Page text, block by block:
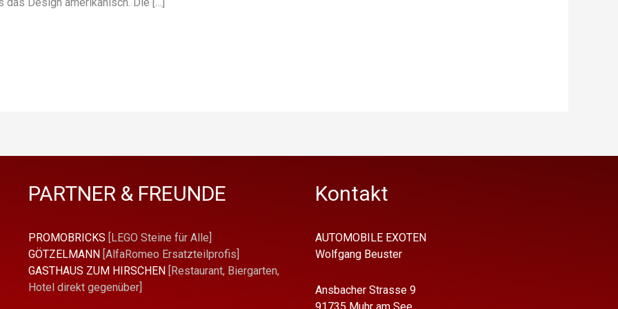
PARTNER & FREUNDE
PROMOBRICKS [LEGO Steine für Alle]
GÖTZELMANN[AlfaRomeo Ersatzteilprofis]
GASTHAUS ZUM HIRSCHEN[Restaurant, Biergarten,
Hotel direkt gegenüber]
Kontakt
AUTOMOBILE EXOTEN
Wolfgang Beuster
Ansbacher Strasse 9